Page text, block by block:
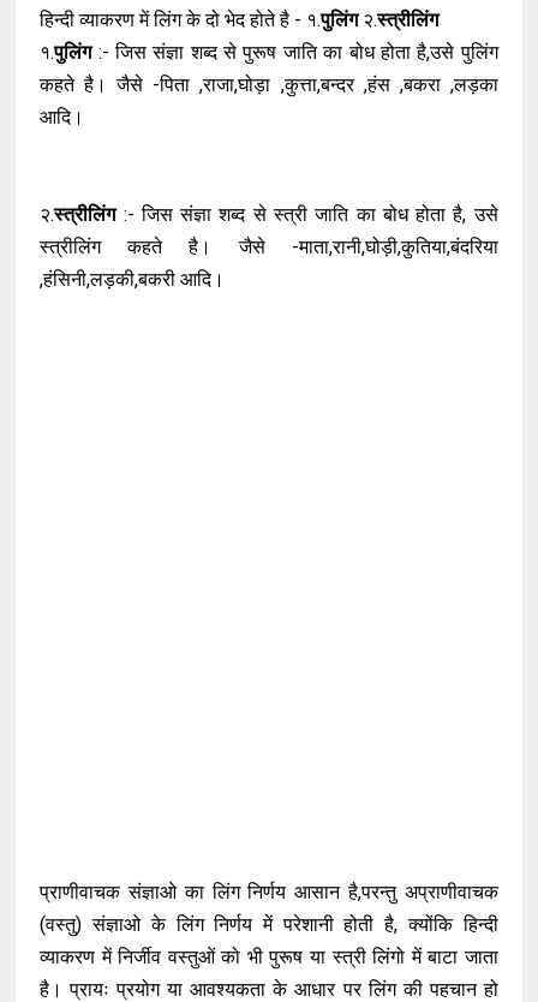
हिन्दी व्याकरण में लिंग के दो भेद होते है - १.पुलिंग२.स्त्रीलिंग
१.पुलिंग:- जिस संज्ञा शब्द से पुरूष जाति का बोध होता है,उसे पुलिंग
कहते है। जैसे -पिता ,राजा,घोड़ा ,कुत्ता,बन्दर ,हंस ,बकरा ,लड़का
आदि।
२.स्त्रीलिंग:- जिस संज्ञा शब्द से स्त्री जाति का बोध होता है, उसे
स्त्रीलिंग कहते है। जैसे -माता,रानी,घोड़ी,कुतिया,बंदरिया
,हंसिनी,लड़की,बकरी आदि।
प्राणीवाचक संज्ञाओ का लिंग निर्णय आसान है,परन्तु अप्राणीवाचक
(वस्तु) संज्ञाओ के लिंग निर्णय में परेशानी होती है, क्योंकि हिन्दी
व्याकरण में निर्जीव वस्तुओं को भी पुरूष या स्त्री लिंगो में बाटा जाता
है। प्रायः प्रयोग या आवश्यकता के आधार पर लिंग की पहचान हो